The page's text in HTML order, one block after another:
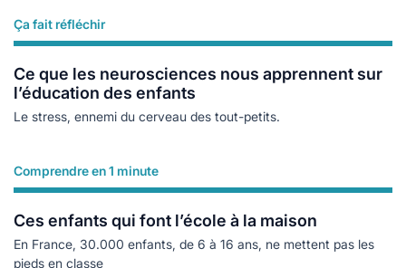
Ça fait réfléchir
Ce que les neurosciences nous apprennent sur
l’éducation des enfants
Le stress, ennemi du cerveau des tout-petits.
Lire plus
Comprendre en 1 minute
Ces enfants qui font l’école à la maison
En France, 30.000 enfants, de 6 à 16 ans, ne mettent pas les
pieds en classe
Lire plus